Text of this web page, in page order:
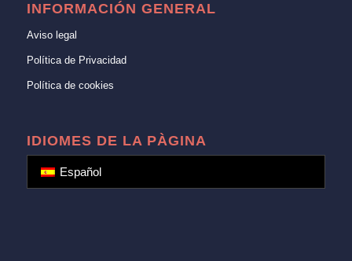
INFORMACIÓN GENERAL
Aviso legal
Política de Privacidad
Política de cookies
IDIOMES DE LA PÀGINA
Español